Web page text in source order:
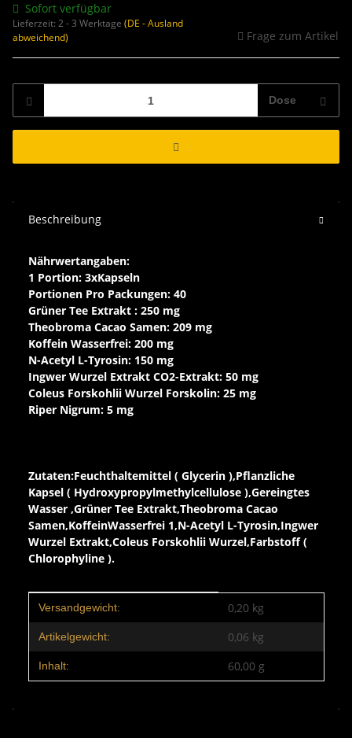
Sofort verfügbar
Lieferzeit: 2 - 3 Werktage (DE - Ausland
abweichend)
Frage zum Artikel
Dose
Beschreibung
Nährwertangaben:
1 Portion: 3xKapseln
Portionen Pro Packungen: 40
Grüner Tee Extrakt : 250 mg
Theobroma Cacao Samen: 209 mg
Koffein Wasserfrei: 200 mg
N-Acetyl L-Tyrosin: 150 mg
Ingwer Wurzel Extrakt CO2-Extrakt: 50 mg
Coleus Forskohlii Wurzel Forskolin: 25 mg
Riper Nigrum: 5 mg
Zutaten:Feuchthaltemittel ( Glycerin ),Pflanzliche
Kapsel ( Hydroxypropylmethylcellulose ),Gereingtes
Wasser ,Grüner Tee Extrakt,Theobroma Cacao
Samen,KoffeinWasserfrei 1,N-Acetyl L-Tyrosin,Ingwer
Wurzel Extrakt,Coleus Forskohlii Wurzel,Farbstoff (
Chlorophyline ).
Produkteigenschaft
Wert
Versandgewicht: 0,20 kg
Artikelgewicht: 0,06 kg
Inhalt: 60,00 g